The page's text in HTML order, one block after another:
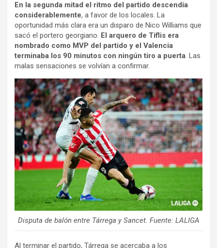
En la segunda mitad el ritmo del partido descendía
considerablemente, a favor de los locales. La
oportunidad más clara era un disparo de Nico Williams que
sacó el portero georgiano. El arquero de Tiflis era
nombrado como MVP del partido y el Valencia
terminaba los 90 minutos con ningún tiro a puerta. Las
malas sensaciones se volvían a confirmar.
Disputa de balón entre Tárrega y Sancet. Fuente: LALIGA
Al terminar el partido, Tárrega se acercaba a los